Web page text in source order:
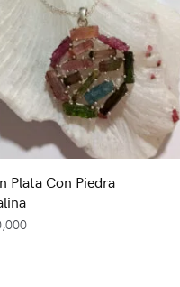
Plata Con Piedra